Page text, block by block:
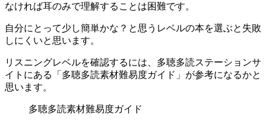
なければ耳のみで理解することは困難です。
自分にとって少し簡単かな？と思うレベルの本を選ぶと失敗
しにくいと思います。
リスニングレベルを確認するには、多聴多読ステーションサ
イトにある「多聴多読素材難易度ガイド」が参考になるかと
思います。
多聴多読素材難易度ガイド